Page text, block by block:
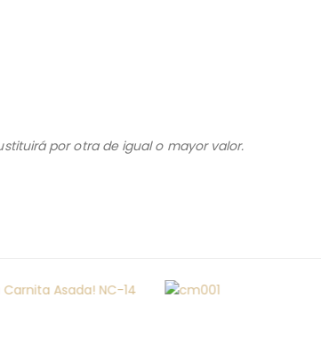
por otra de igual o mayor valor.